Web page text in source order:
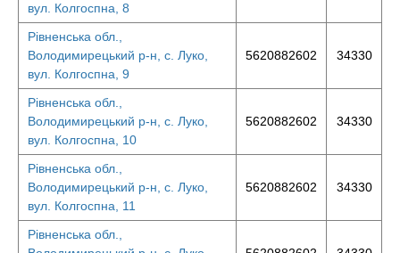
вул. Колгоспна, 8
Рівненська обл.,
Володимирецький р-н, с. Луко,
вул. Колгоспна, 9
5620882602 34330
Рівненська обл.,
Володимирецький р-н, с. Луко,
вул. Колгоспна, 10
5620882602 34330
Рівненська обл.,
Володимирецький р-н, с. Луко,
вул. Колгоспна, 11
5620882602 34330
Рівненська обл.,